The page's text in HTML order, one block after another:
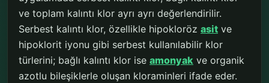
ve toplam kalıntı klor ayrı ayrı değerlendirilir.
Serbest kalıntı klor, özellikle hipokloröz asit ve
hipoklorit iyonu gibi serbest kullanılabilir klor
türlerini; bağlı kalıntı klor ise amonyak ve organik
azotlu bileşiklerle oluşan kloraminleri ifade eder.